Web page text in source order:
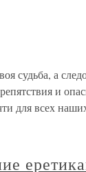
а
и
для всех